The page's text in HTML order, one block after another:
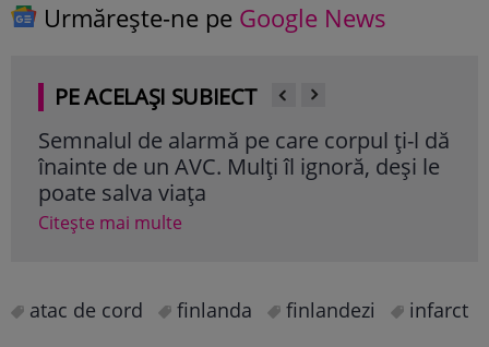
Urmărește-ne pe Google News
PE ACELAȘI SUBIECT
Semnalul de alarmă pe care corpul ți-l dă
înainte de un AVC. Mulți îl ignoră, deși le
poate salva viața
Citește mai multe
atac de cord finlanda finlandezi
infarct